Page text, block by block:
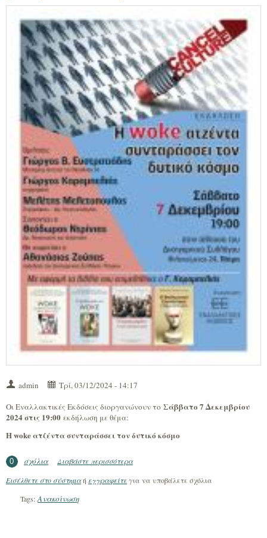
admin
Τρί, 03/12/2024 - 14:17
Οι Εναλλακτικές Εκδόσεις διοργανώνουν το Σάββατο 7 Δεκεμβρίου
2024 στις 19:00 εκδήλωση με θέμα:
Η woke ατζέντα συνταράσσει τον δυτικό κόσμο
0 σχόλια Διαβάστε περισσότεραγια Εκδήλωση: Η woke ατζέντα
7/12/24)
Εισέλθετε στο σύστημαή εγγραφείτεγια να υποβάλετε σχόλια
Tags: Ανακοίνωση